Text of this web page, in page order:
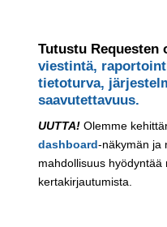
Tutustu Requesten
viestintä,
tietoturva,
saavutettavuus.
UUTTA! Olemme
dashboard-näkymän ja
mahdollisuus
kertakirjautumista.